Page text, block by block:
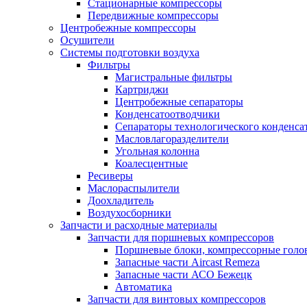
Стационарные компрессоры
Передвижные компрессоры
Центробежные компрессоры
Осушители
Системы подготовки воздуха
Фильтры
Магистральные фильтры
Картриджи
Центробежные сепараторы
Конденсатоотводчики
Сепараторы технологического
Масловлагоразделители
Угольная колонна
Коалесцентные
Ресиверы
Маслораспылители
Доохладитель
Воздухосборники
Запчасти и расходные материалы
Запчасти для поршневых компрессоров
Поршневые блоки, компрессорные
Запасные части Aircast Remeza
Запасные части АСО Бежецк
Автоматика
Запчасти для винтовых компрессоров